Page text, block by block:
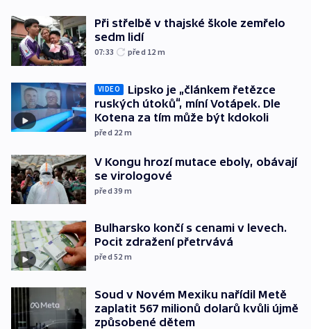
Při střelbě v thajské škole zemřelo
sedm lidí
07:33 před 12 m
VIDEO
Lipsko je „článkem řetězce
ruských útoků“, míní Votápek. Dle
Kotena za tím může být kdokoli
před 22 m
V Kongu hrozí mutace eboly, obávají
se virologové
před 39 m
Bulharsko končí s cenami v levech.
Pocit zdražení přetrvává
před 52 m
Soud v Novém Mexiku nařídil Metě
zaplatit 567 milionů dolarů kvůli újmě
způsobené dětem